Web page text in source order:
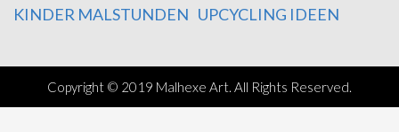
KINDER MALSTUNDEN UPCYCLING IDEEN
Copyright © 2019 Malhexe Art. All Rights Reserved.